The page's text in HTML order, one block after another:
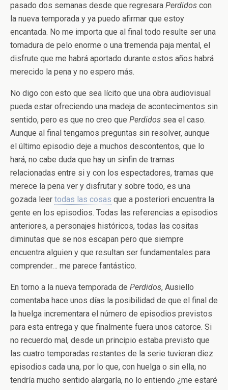
pasado dos semanas desde que regresara Perdidos con
la nueva temporada y ya puedo afirmar que estoy
encantada. No me importa que al final todo resulte ser una
tomadura de pelo enorme o una tremenda paja mental, el
disfrute que me habrá aportado durante estos años habrá
merecido la pena y no espero más.
No digo con esto que sea lícito que una obra audiovisual
pueda estar ofreciendo una madeja de acontecimentos sin
sentido, pero es que no creo que Perdidos sea el caso.
Aunque al final tengamos preguntas sin resolver, aunque
el último episodio deje a muchos descontentos, que lo
hará, no cabe duda que hay un sinfin de tramas
relacionadas entre si y con los espectadores, tramas que
merece la pena ver y disfrutar y sobre todo, es una
gozada leer todas las cosas que a posteriori encuentra la
gente en los episodios. Todas las referencias a episodios
anteriores, a personajes históricos, todas las cositas
diminutas que se nos escapan pero que siempre
encuentra alguien y que resultan ser fundamentales para
comprender… me parece fantástico.
En torno a la nueva temporada de Perdidos, Ausiello
comentaba hace unos días la posibilidad de que el final de
la huelga incrementara el número de episodios previstos
para esta entrega y que finalmente fuera unos catorce. Si
no recuerdo mal, desde un principio estaba previsto que
las cuatro temporadas restantes de la serie tuvieran diez
episodios cada una, por lo que, con huelga o sin ella, no
tendría mucho sentido alargarla, no lo entiendo ¿me estaré